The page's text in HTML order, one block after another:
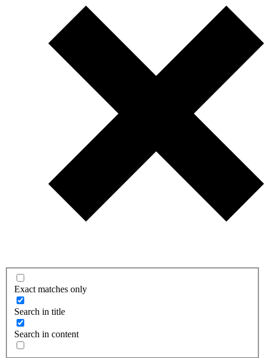
Exact matches only
Search in title
Search in content